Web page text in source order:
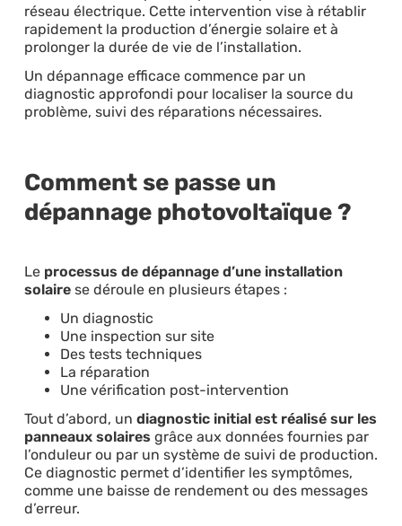
réseau électrique. Cette intervention vise à rétablir
rapidement la production d’énergie solaire et à
prolonger la durée de vie de l’installation.
Un dépannage efficace commence par un
diagnostic approfondi pour localiser la source du
problème, suivi des réparations nécessaires.
Comment se passe un
dépannage photovoltaïque ?
Le processus de dépannage d’une installation
solairese déroule en plusieurs étapes :
Un diagnostic
Une inspection sur site
Des tests techniques
La réparation
Une vérification post-intervention
Tout d’abord, un diagnostic initial est réalisé sur les
panneaux solaires grâce aux données fournies par
l’onduleur ou par un système de suivi de production.
Ce diagnostic permet d’identifier les symptômes,
comme une baisse de rendement ou des messages
d’erreur.